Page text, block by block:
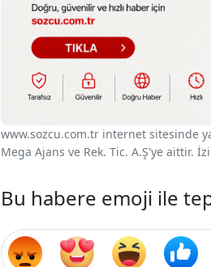
www.sozcu.com.tr internet sitesinde
Mega Ajans ve Rek. Tic. A.Ş'ye aittir.
Bu habere emoji ile